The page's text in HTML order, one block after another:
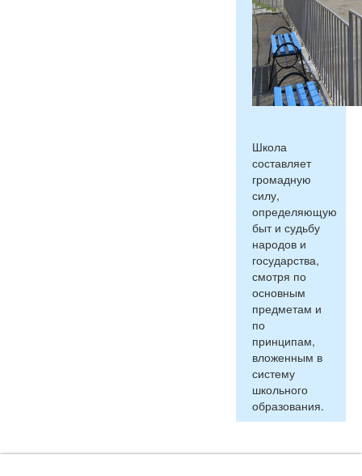
Школа
составляет
громадную
силу,
определяющую
быт и судьбу
народов и
государства,
смотря по
основным
предметам и
по
принципам,
вложенным в
систему
школьного
образования.